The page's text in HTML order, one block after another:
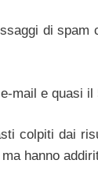
di spam
mail e quasi
colpiti dai
hanno